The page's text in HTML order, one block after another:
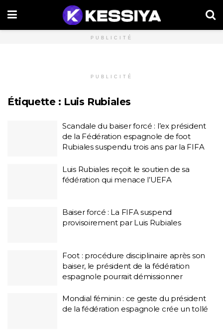
PUBLICITÉ
PUBLICITÉ
Étiquette : Luis Rubiales
Scandale du baiser forcé : l’ex président
de la Fédération espagnole de foot
Rubiales suspendu trois ans par la FIFA
Luis Rubiales reçoit le soutien de sa
fédération qui menace l’UEFA
Baiser forcé : La FIFA suspend
provisoirement par Luis Rubiales
Foot : procédure disciplinaire après son
baiser, le président de la fédération
espagnole pourrait démissionner
Mondial féminin : ce geste du président
de la fédération espagnole crée un tollé